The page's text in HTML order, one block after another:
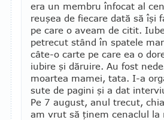
era un membru înfocat al
reuşea de fiecare dată să îşi
pe care o aveam de citit.
petrecut stând în spatele
câte-o carte pe care ea o
iubire şi dăruire. Au fost
moartea mamei, tata. I-a
sute de pagini şi a dat
Pe 7 august, anul trecut,
am vrut să ţinem cenaclul la